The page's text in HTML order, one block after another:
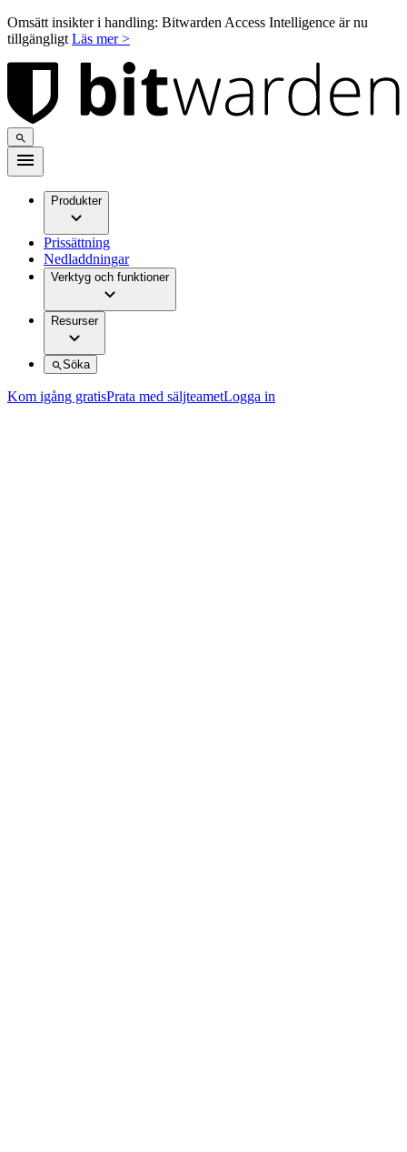
Omsätt insikter i handling: Bitwarden Access Intelligence är nu
tillgängligt Läs mer >
Produkter
Prissättning
Nedladdningar
Verktyg och funktioner
Resurser
Söka
Kom igång gratisPrata med säljteametLogga in